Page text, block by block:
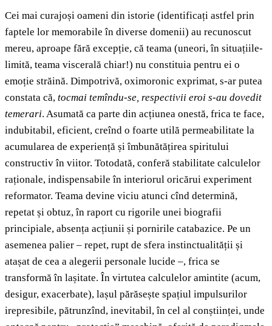
Cei mai curajoși oameni din istorie (identificați astfel prin
faptele lor memorabile în diverse domenii) au recunoscut
mereu, aproape fără excepție, că teama (uneori, în situațiile-
limită, teama viscerală chiar!) nu constituia pentru ei o
emoție străină. Dimpotrivă, oximoronic exprimat, s-ar putea
constata că, tocmai temîndu-se, respectivii eroi s-au dovedit
temerari. Asumată ca parte din acțiunea onestă, frica te face,
indubitabil, eficient, creînd o foarte utilă permeabilitate la
acumularea de experiență și îmbunătățirea spiritului
constructiv în viitor. Totodată, conferă stabilitate calculelor
raționale, indispensabile în interiorul oricărui experiment
reformator. Teama devine viciu atunci cînd determină,
repetat și obtuz, în raport cu rigorile unei biografii
principiale, absența acțiunii și pornirile catabazice. Pe un
asemenea palier – repet, rupt de sfera instinctualității și
atașat de cea a alegerii personale lucide –, frica se
transformă în lașitate. În virtutea calculelor amintite (acum,
desigur, exacerbate), lașul părăsește spațiul impulsurilor
irepresibile, pătrunzînd, inevitabil, în cel al conștiinței, unde